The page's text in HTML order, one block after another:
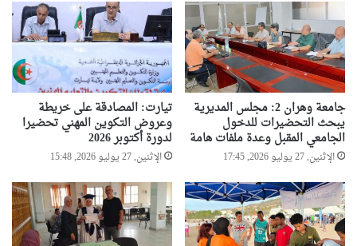
جامعة وهران 2: مجلس المديرية
يبحث التحضيرات للدخول
الجامعي المقبل وعدة ملفات هامة
الإثنين, 27 يوليو 2026, 17:45
تيارت: المصادقة على خريطة
وعروض التكوين المهني تحضيرا
لدورة أكتوبر 2026
الإثنين, 27 يوليو 2026, 15:48